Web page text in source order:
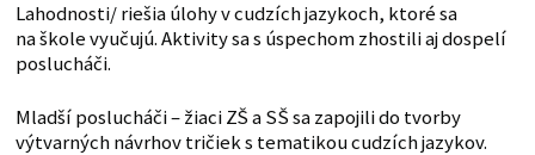
Lahodnosti/ riešia úlohy v cudzích jazykoch, ktoré sa
na škole vyučujú. Aktivity sa s úspechom zhostili aj dospelí
poslucháči.
Mladší poslucháči – žiaci ZŠ a SŠ sa zapojili do tvorby
výtvarných návrhov tričiek s tematikou cudzích jazykov.